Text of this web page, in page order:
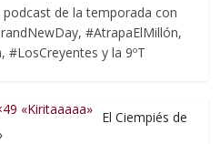
de la temporada con
#AtrapaElMillón,
y la 9ºT
El Ciempiés de